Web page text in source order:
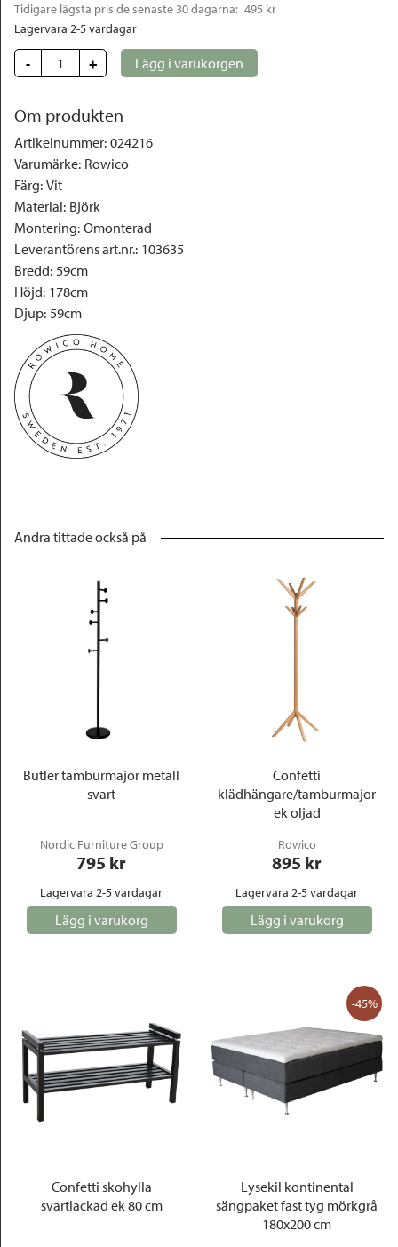
Tidigare lägsta pris de senaste 30 dagarna: 495 kr
Lagervara 2-5 vardagar
- + Lägg i varukorgen
Om produkten
Artikelnummer: 024216
Varumärke: Rowico
Färg: Vit
Material: Björk
Montering: Omonterad
Leverantörens art.nr.: 103635
Bredd: 59cm
Höjd: 178cm
Djup: 59cm
Andra tittade också på
Butler tamburmajor metall
svart
Nordic Furniture Group
795 kr
Lagervara 2-5 vardagar
Lägg i varukorg
Confetti
klädhängare/tamburmajor
ek oljad
Rowico
895 kr
Lagervara 2-5 vardagar
Lägg i varukorg
Confetti skohylla
svartlackad ek 80 cm
-45%
Lysekil kontinental
sängpaket fast tyg mörkgrå
180x200 cm